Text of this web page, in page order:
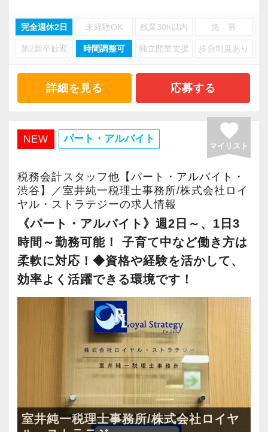
一通りの業務を覚えたら、自分自身で決算を行
って頂きます。決算書が出来ましたら、先輩ス
タッフ・オフィス責任者からのチェックと国税
OBのダブルチェックがあります。
ら実務を経験することで、半年もすればある程
度一人で仕事をすることができるようになりま
これまでも多くのインターン生が実践型インタ
ーン制度を使い、ステップアップを実現してき
た実績が当社にはあります！
実践型インターンを通して学校では絶対に学ぶ
ことができない知識と実務を徹底的に磨くこと
ができます。
インターン終了後は新卒採用の道も用意してい
ます。26卒のインターン生も入社予定です。
【各種社会保険完備、ユニークな手当制度あ
社会保険等の一般的な福利厚生の他に、各種手
当も充実。
【将来オフィスをお任せできる貴方の力を求め
ています】
積み重ねてこられた知識と経験を生かして、さ
らなる活躍の場を求めている貴方の力を発揮で
きる職場です。
新たなマネージャー候補として、将来的にオフ
ィスを任せられる方の力を求めています。
税理士資格がなくてもOK！
やる気とコミュニケーション能力を重視しま
す。
税理士はサービス業です。誠実に仕事を行い、
お客様に満足していただくことを大事にしてく
れる方を求めています。
スキルと経験に合わせてキャリアを重ねつつ、
部下のマネジメントも少しずつお任せして自信
を持っていけるよう私たちもバックアップしま
最初は自信が無くても意欲があれば大丈夫で
一緒に事務所を盛り立てていただける方をお待
ちしています！
働きながら、税理士試験合格を目指されている
方には、「忙しくて勉強時間が取れない。」と
私どもでは、そういった方が早く税理士試験に
早く試験合格して、一緒に専門知識を生かした
お仕事をしましょう！
＜学校との両立実績も多数あり！スキルアップ
をサポート＞
就業時間は７時間（9:30～17:30（昼休み
除））。
平常時は、ほとんどのスタッフが18:00前後に帰
社していますので、負担なく学校との両立が可
能です！
また、繁忙期とされる確定申告時期の残業時間
も今年は「平均約29時間」でした。
（一般的な就業時間８時間の会社とすると「平
均約９時間」）
＜何故、残業が少ないか？＞
同業者にもよく尋ねられますが、その理由とし
て、
とするような働き方は、避けなければなりませ
ん。
私共は、自計化しているクライアントを中心と
しており、2005年の創業以来これまで巡回監
査・勉強会などを通じて、クライアントの経理
業務の精度向上に努めております。
そのため、日々の経理作業の大幅な効率化がで
きており、残業時間が少ないことも特徴です。
複雑化する税制や経済政策などの変化に迅速に
対応し、高い専門性と経験、そして、思いやり
をもって、クライアントにご満足いただけるサ
ービスを提供することが、私たちの使命である
と考えます。
【経験者だからこそ、経験を活かして少しずつ
スキルアップ。頼られる専門家へ】
私共の事務所では、一般の税務申告業務のほ
か、富裕層向けの相続対策、企業オーナー向け
の事業承継対策、中堅・大企業向けのグループ
再編・M＆A支援などの付加価値業務を得意とし
ています。
完全週休2日 未経験OK 残業30h以内 急 募
第2新卒歓迎 時間調整可 独立開業支援 歩合制度あり
詳細を見る 応募する
NEW パート・アルバイト favorite
マイリスト
税務会計スタッフ他【パート・アルバイト・
渋谷】／室井純一税理士事務所/株式会社ロイ
ヤル・ストラテジーの求人情報
《パート・アルバイト》週2日～、1日3
時間～勤務可能！ 子育て中など働き方は
柔軟に対応！◆資格や経験を活かして、
効率よく活躍できる環境です！
室井純一税理士事務所/株式会社ロイヤ